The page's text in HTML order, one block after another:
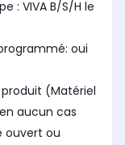
le
oui
(Matériel
aucun cas
ouvert ou